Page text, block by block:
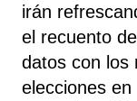
irán
el recuento
datos con los
elecciones